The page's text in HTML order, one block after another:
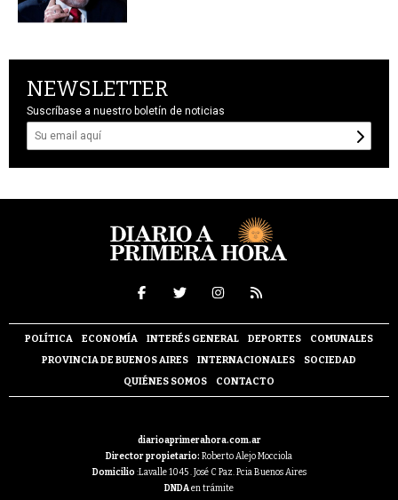
NEWSLETTER
Suscríbase a nuestro boletín de noticias
POLÍTICA ECONOMÍA INTERÉS GENERAL DEPORTES
COMUNALES
PROVINCIA DE BUENOS AIRES
INTERNACIONALES
SOCIEDAD
QUIÉNES SOMOS
CONTACTO
diarioaprimerahora.com.ar
Director propietario: Roberto Alejo Mocciola
Domicilio :Lavalle 1045 . José C Paz. Pcia Buenos Aires
DNDAen trámite